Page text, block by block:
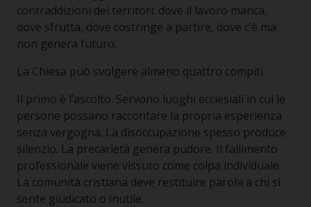
contraddizioni dei territori: dove il lavoro manca,
dove sfrutta, dove costringe a partire, dove c’è ma
non genera futuro.
La Chiesa può svolgere almeno quattro compiti.
Il primo è l’ascolto. Servono luoghi ecclesiali in cui le
persone possano raccontare la propria esperienza
senza vergogna. La disoccupazione spesso produce
silenzio. La precarietà genera pudore. Il fallimento
professionale viene vissuto come colpa individuale.
La comunità cristiana deve restituire parola a chi si
sente giudicato o inutile.